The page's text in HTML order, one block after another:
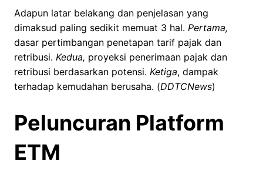
Adapun latar belakang dan penjelasan yang
dimaksud paling sedikit memuat 3 hal. Pertama,
dasar pertimbangan penetapan tarif pajak dan
retribusi. Kedua, proyeksi penerimaan pajak dan
retribusi berdasarkan potensi. Ketiga, dampak
terhadap kemudahan berusaha. (DDTCNews)
Peluncuran Platform
ETM